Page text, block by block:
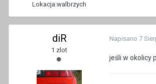
Lokacja:walbrzych
diR
1 zlot
Napisano 7
jeśli w okolicy